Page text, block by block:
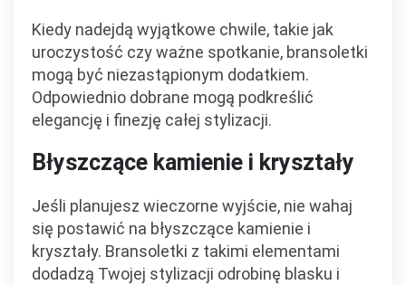
Kiedy nadejdą wyjątkowe chwile, takie jak
uroczystość czy ważne spotkanie, bransoletki
mogą być niezastąpionym dodatkiem.
Odpowiednio dobrane mogą podkreślić
elegancję i finezję całej stylizacji.
Błyszczące kamienie i kryształy
Jeśli planujesz wieczorne wyjście, nie wahaj
się postawić na błyszczące kamienie i
kryształy. Bransoletki z takimi elementami
dodadzą Twojej stylizacji odrobinę blasku i